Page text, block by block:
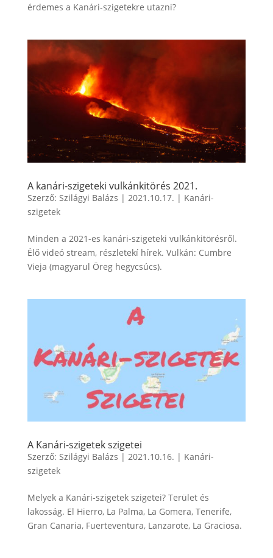
érdemes a Kanári-szigetekre utazni?
A kanári-szigeteki vulkánkitörés 2021.
Szerző: Szilágyi Balázs | 2021.10.17. | Kanári-
szigetek
Minden a 2021-es kanári-szigeteki vulkánkitörésről.
Élő videó stream, részletekí hírek. Vulkán: Cumbre
Vieja (magyarul Öreg hegycsúcs).
A Kanári-szigetek szigetei
Szerző: Szilágyi Balázs | 2021.10.16. | Kanári-
szigetek
Melyek a Kanári-szigetek szigetei? Terület és
lakosság. El Hierro, La Palma, La Gomera, Tenerife,
Gran Canaria, Fuerteventura, Lanzarote, La Graciosa.